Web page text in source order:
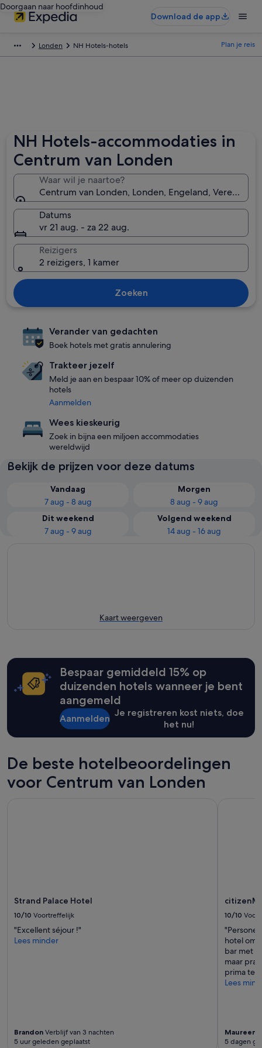
Doorgaan naar hoofdinhoud
Download de app
Londen NH Hotels-hotels Plan je reis
NH Hotels-accommodaties in
Centrum van Londen
Waar wil je naartoe?
Centrum van Londen, Londen, Engeland, Verenigd
Datums
vr 21 aug. - za 22 aug.
Reizigers
2 reizigers, 1 kamer
Zoeken
Verander van gedachten
Boek hotels met gratis annulering
Trakteer jezelf
Meld je aan en bespaar 10% of meer op duizenden
hotels
Aanmelden
Wees kieskeurig
Zoek in bijna een miljoen accommodaties
wereldwijd
Bekijk de prijzen voor deze datums
Vandaag
7 aug - 8 aug
Morgen
8 aug - 9 aug
Dit weekend
7 aug - 9 aug
Volgend weekend
14 aug - 16 aug
Kaart weergeven
Bespaar gemiddeld 15% op
duizenden hotels wanneer je bent
aangemeld
Aanmelden
Je registreren kost niets, doe
het nu!
De beste hotelbeoordelingen
voor Centrum van Londen
Strand Palace Hotel
10/10 Voortreffelijk
"Excellent séjour !"
Lees minder
Brandon Verblijf van 3 nachten
5 uur geleden geplaatst
citizenM
10/10
hotel om
bar met
maar
prima te
Lees
Maureen
5 dagen